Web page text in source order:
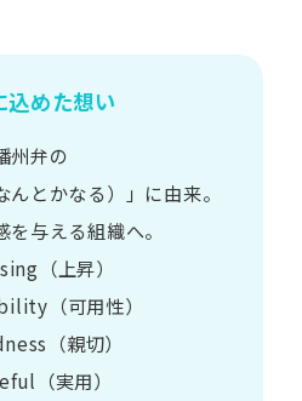
込めた想い
州弁の
んとかなる）」に​由来。
与える​組織へ。
（上昇）
（可用性）
（親切）
（実用）​